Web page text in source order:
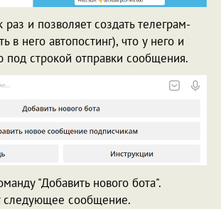
раз и позволяет создать телеграм-
в него автопостинг), что у него и
строкой отправки сообщения.
"Добавить нового бота".
следующее сообщение.